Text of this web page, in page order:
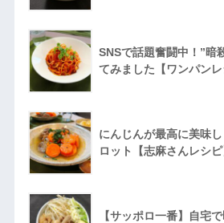
SNSで話題奮闘中！”暗
てみました【ワンパンレ
にんじんが最高に美味
ロット【志麻さんレシピ
【サッポロ一番】自宅